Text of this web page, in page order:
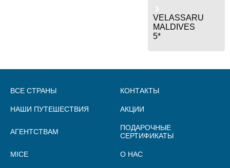
VELASSARU
MALDIVES
5*
ВСЕ СТРАНЫ КОНТАКТЫ
НАШИ ПУТЕШЕСТВИЯ АКЦИИ
АГЕНТСТВАМ
ПОДАРОЧНЫЕ
СЕРТИФИКАТЫ
MICE О НАС